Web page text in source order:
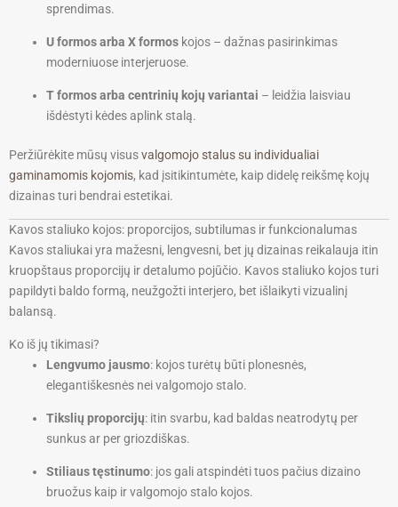
sprendimas.
U formos arba X formos kojos – dažnas pasirinkimas
moderniuose interjeruose.
T formos arba centrinių kojų variantai – leidžia laisviau
išdėstyti kėdes aplink stalą.
Peržiūrėkite mūsų visusvalgomojo stalus su individualiai
gaminamomis kojomis, kad įsitikintumėte, kaip didelę reikšmę kojų
dizainas turi bendrai estetikai.
Kavos staliuko kojos: proporcijos, subtilumas ir funkcionalumas
Kavos staliukai yra mažesni, lengvesni, bet jų dizainas reikalauja itin
kruopštaus proporcijų ir detalumo pojūčio. Kavos staliuko kojos turi
papildyti baldo formą, neužgožti interjero, bet išlaikyti vizualinį
balansą.
Ko iš jų tikimasi?
Lengvumo jausmo: kojos turėtų būti plonesnės,
elegantiškesnės nei valgomojo stalo.
Tikslių proporcijų: itin svarbu, kad baldas neatrodytų per
sunkus ar per griozdiškas.
Stiliaus tęstinumo: jos gali atspindėti tuos pačius dizaino
bruožus kaip ir valgomojo stalo kojos.